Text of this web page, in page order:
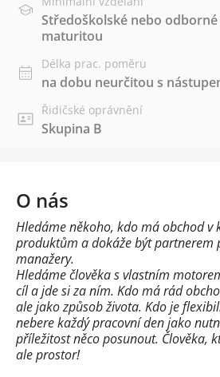
Středoškolské nebo odborné
maturitou
Délka prac. poměru
na dobu neurčitou s
Řidičské oprávnění
Skupina B
O nás
Hledáme někoho, kdo má obchod
produktům a dokáže být partnerem
manažery.
Hledáme člověka s vlastním
cíl a jde si za ním. Kdo má rád
ale jako způsob života. Kdo je
nebere každý pracovní den jako
příležitost něco posunout. Člověka,
ale prostor!